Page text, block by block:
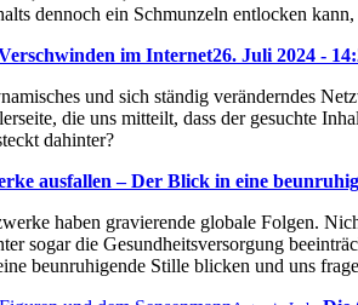
dennoch ein Schmunzeln entlocken
im Internet26. Juli 2024 -
und sich ständig veränderndes
die uns mitteilt, dass der gesuchte
dahinter?
ausfallen – Der Blick in eine
haben gravierende globale Folgen.
sogar die Gesundheitsversorgung
beunruhigende Stille blicken und uns